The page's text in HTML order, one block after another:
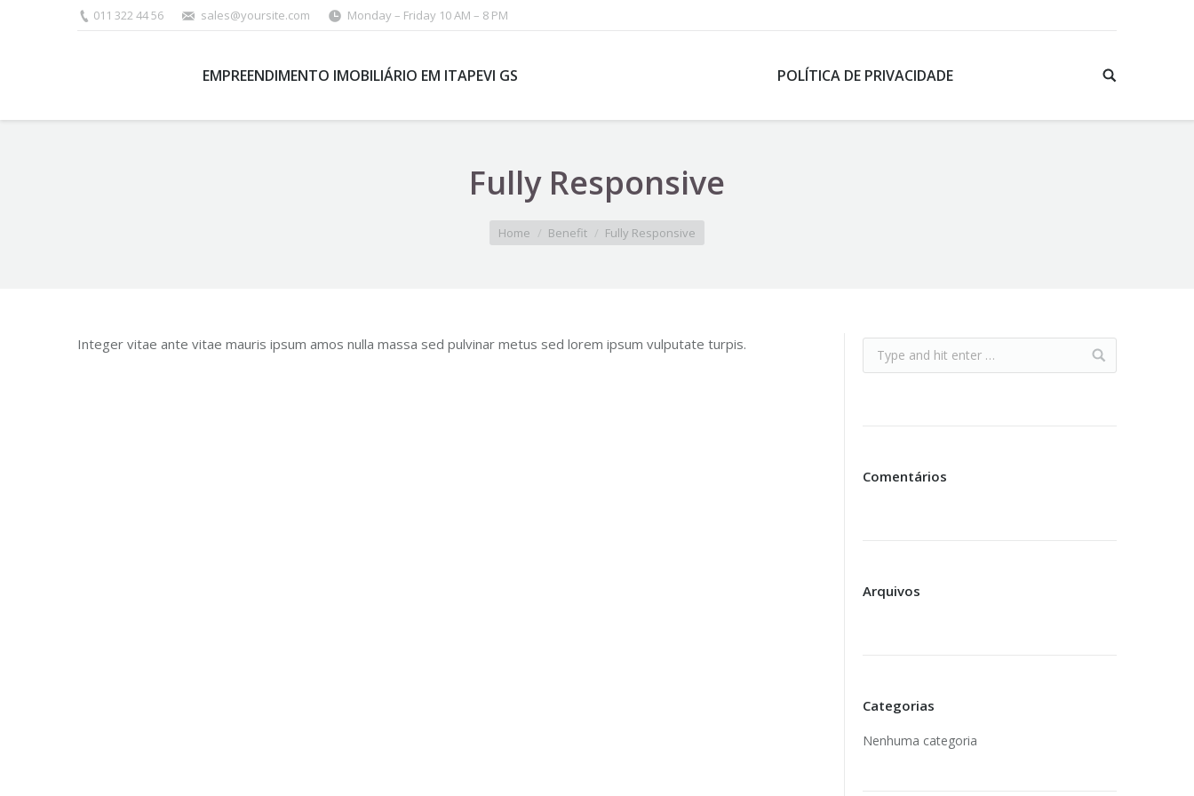
011 322 44 56 sales@yoursite.com Monday – Friday 10 AM – 8 PM
EMPREENDIMENTO IMOBILIÁRIO EM ITAPEVI GS POLÍTICA DE PRIVACIDADE
Fully Responsive
Home Benefit Fully Responsive
Integer vitae ante vitae mauris ipsum amos nulla massa sed pulvinar metus sed lorem ipsum vulputate turpis.
Comentários
Arquivos
Categorias
Nenhuma categoria